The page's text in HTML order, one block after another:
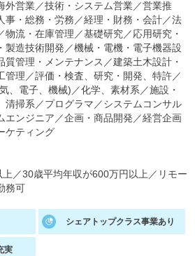
ート
就活コラム
お役立ち記事・相談室など
就活チャンネル
ー よくある質問
外営業／技術・システム営業／営業推
事・総務・労務 ／経理・財務・会計／法
物流・在庫管理 ／基礎研究／応用研究・
製造技術開発 ／機械・電機・電子機器設
質管理・メンテナンス ／建築土木設計・
管理 ／評価・検査、研究・開発、特許／
、電子、機械) ／化学、素材系 ／施設・
清掃系 ／プログラマ ／システムコンサル
エンジニア ／企画・商品開発 ／経営企画
ケティング
／30歳平均年収が600万円以上 ／ リモー
務可
シェアトップクラス事業あり
実